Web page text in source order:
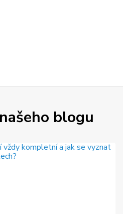
blogu